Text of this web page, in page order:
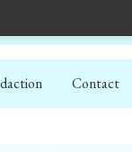
Contact